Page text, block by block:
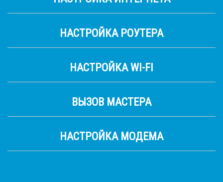
НАСТРОЙКА РОУТЕРА
НАСТРОЙКА WI-FI
ВЫЗОВ МАСТЕРА
НАСТРОЙКА МОДЕМА